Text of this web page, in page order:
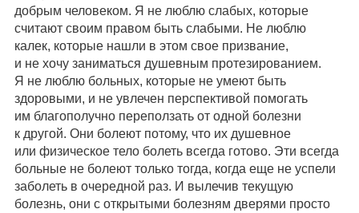
добрым человеком. Я не люблю слабых, которые
считают своим правом быть слабыми. Не люблю
калек, которые нашли в этом свое призвание,
и не хочу заниматься душевным протезированием.
Я не люблю больных, которые не умеют быть
здоровыми, и не увлечен перспективой помогать
им благополучно переползать от одной болезни
к другой. Они болеют потому, что их душевное
или физическое тело болеть всегда готово. Эти всегда
больные не болеют только тогда, когда еще не успели
заболеть в очередной раз. И вылечив текущую
болезнь, они с открытыми болезням дверями просто